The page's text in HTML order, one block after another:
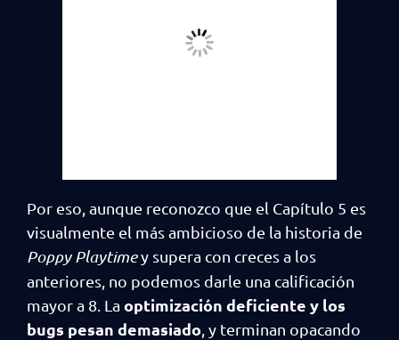
Por eso, aunque reconozco que el Capítulo 5 es
visualmente el más ambicioso de la historia de
Poppy Playtimey supera con creces a los
anteriores, no podemos darle una calificación
mayor a 8. La optimización deficiente y los
bugs pesan demasiado , y terminan opacando